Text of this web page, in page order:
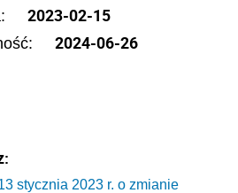
2023-02-15
2024-06-26
stycznia 2023 r. o zmianie